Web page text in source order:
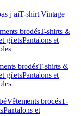
j’aiT-shirt Vintage
brodésT-shirts &
giletsPantalons et
brodésT-shirts &
giletsPantalons et
Vêtements brodésT-
Pantalons et